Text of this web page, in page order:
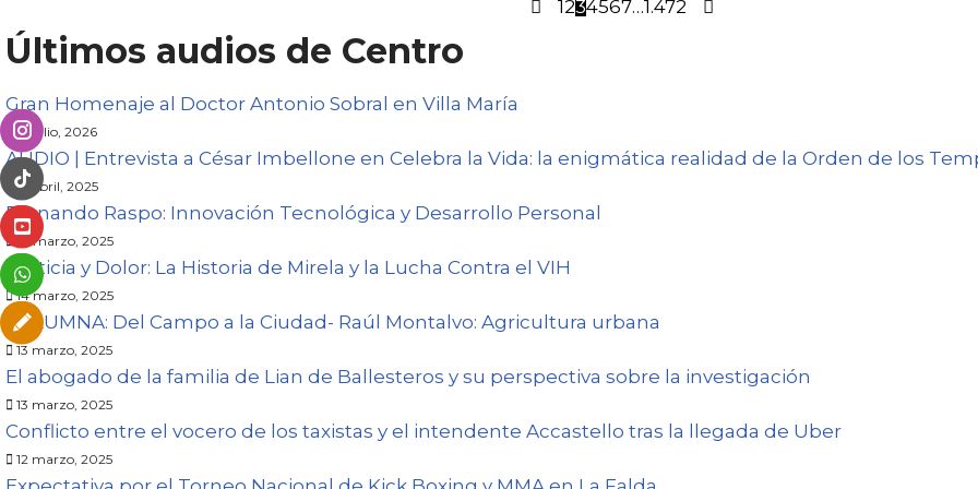
1234567…1.472
Últimos audios de Centro
Gran Homenaje al Doctor Antonio Sobral en Villa María
31 julio, 2026
AUDIO | Entrevista a César Imbellone en Celebra la Vida: la enigmática realidad de la Orden de los
21 abril, 2025
Fernando Raspo: Innovación Tecnológica y Desarrollo Personal
14 marzo, 2025
Justicia y Dolor: La Historia de Mirela y la Lucha Contra el VIH
14 marzo, 2025
COLUMNA: Del Campo a la Ciudad- Raúl Montalvo: Agricultura urbana
13 marzo, 2025
El abogado de la familia de Lian de Ballesteros y su perspectiva sobre la investigación
13 marzo, 2025
Conflicto entre el vocero de los taxistas y el intendente Accastello tras la llegada de Uber
12 marzo, 2025